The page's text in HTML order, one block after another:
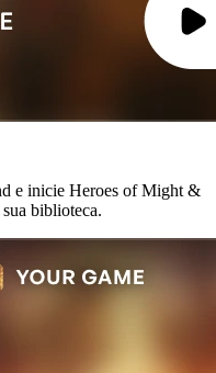
e inicie Heroes of Might &
biblioteca.